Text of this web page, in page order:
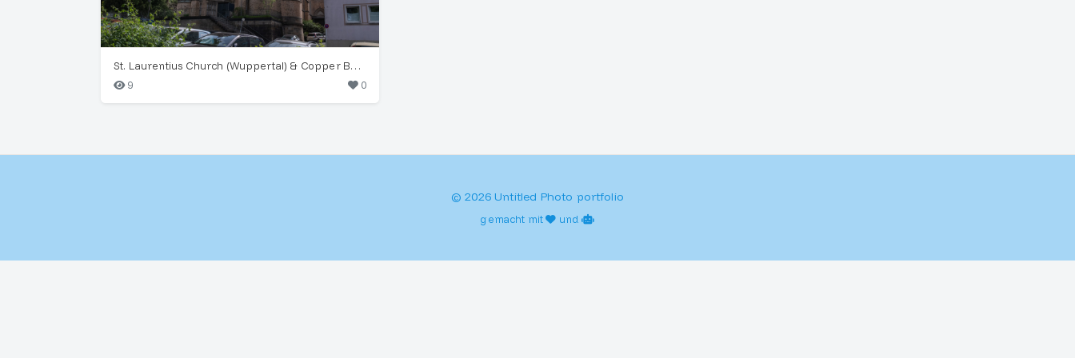
St. Laurentius Church (Wuppertal) & Copper Beech
9
0
© 2026 Untitled Photo portfolio
gemacht mit und